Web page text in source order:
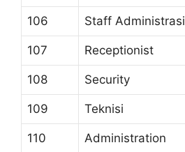
106 Staff Administrasi
107 Receptionist
108 Security
109 Teknisi
110 Administration